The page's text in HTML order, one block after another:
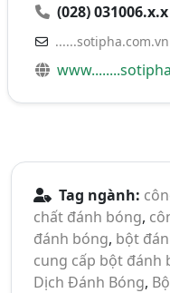
(028) 031006.x.x
......sotipha.com.vn
Tag ngành:
chất đánh bóng,
đánh bóng, bột
cung cấp bột đánh
Dịch Đánh Bóng,